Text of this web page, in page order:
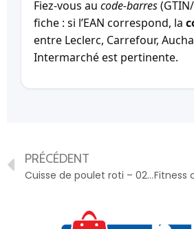
Fiez-vous au code-barres
fiche : si l’EAN correspond, la
entre Leclerc, Carrefour,
Intermarché est pertinente.
PRÉCÉDENT
Cuisse de poulet roti – 0217637026116